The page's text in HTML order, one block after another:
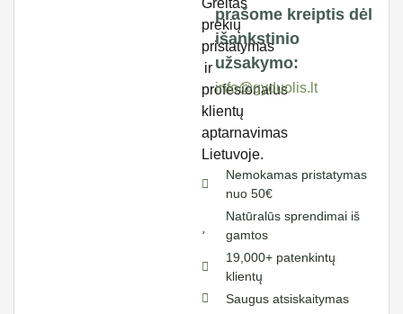
prašome kreiptis dėl
išankstinio
užsakymo:
info@gyduolis.lt
Nemokamas pristatymas
nuo 50€
Natūralūs sprendimai iš
gamtos
19,000+ patenkintų
klientų
Saugus atsiskaitymas